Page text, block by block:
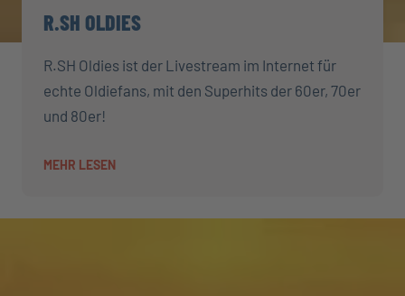
R.SH OLDIES
R.SH Oldies ist der Livestream im Internet für
echte Oldiefans, mit den Superhits der 60er, 70er
und 80er!
MEHR LESEN